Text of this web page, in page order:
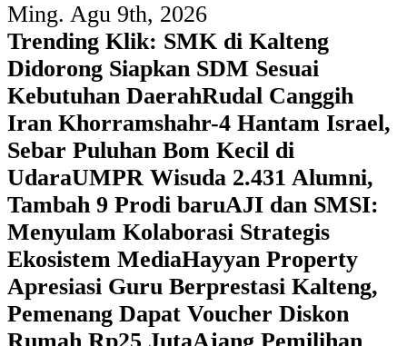
Ming. Agu 9th, 2026
Trending Klik: SMK di Kalteng
Didorong Siapkan SDM Sesuai
Kebutuhan DaerahRudal Canggih
Iran Khorramshahr-4 Hantam Israel,
Sebar Puluhan Bom Kecil di
UdaraUMPR Wisuda 2.431 Alumni,
Tambah 9 Prodi baruAJI dan SMSI:
Menyulam Kolaborasi Strategis
Ekosistem MediaHayyan Property
Apresiasi Guru Berprestasi Kalteng,
Pemenang Dapat Voucher Diskon